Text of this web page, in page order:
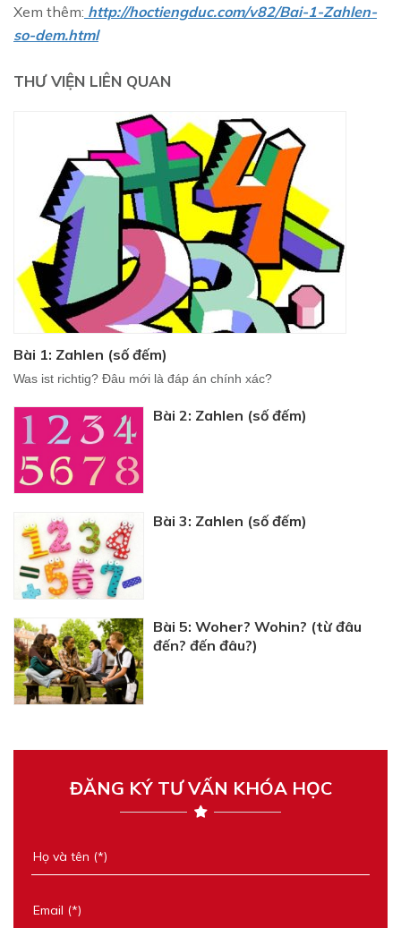
Xem thêm: http://hoctiengduc.com/v82/Bai-1-Zahlen-
so-dem.html
THƯ VIỆN LIÊN QUAN
Bài 1: Zahlen (số đếm)
Was ist richtig? Đâu mới là đáp án chính xác?
Bài 2: Zahlen (số đếm)
Bài 3: Zahlen (số đếm)
Bài 5: Woher? Wohin? (từ đâu
đến? đến đâu?)
ĐĂNG KÝ TƯ VẤN KHÓA HỌC